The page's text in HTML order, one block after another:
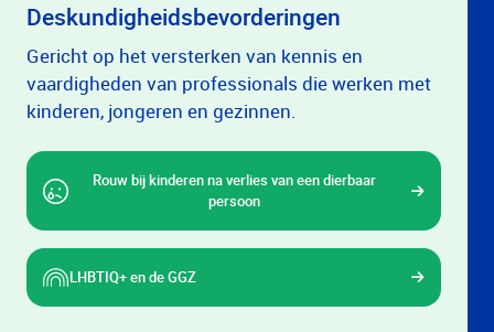
Deskundigheidsbevorderingen
Gericht op het versterken van kennis en
vaardigheden van professionals die werken met
kinderen, jongeren en gezinnen.
Rouw bij kinderen na verlies van een dierbaar
persoon
LHBTIQ+ en de GGZ